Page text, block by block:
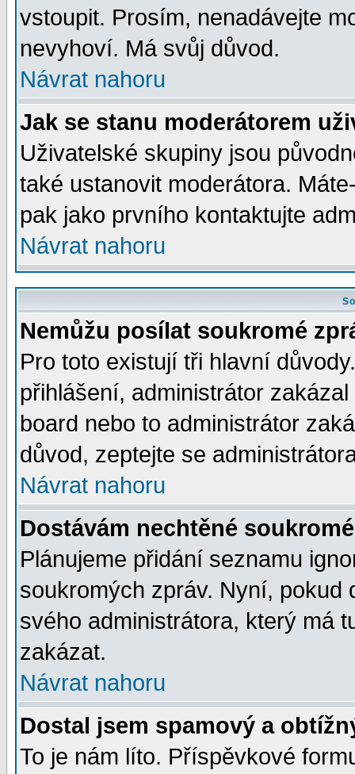
vstoupit. Prosím, nenadávejte
nevyhoví. Má svůj důvod.
Návrat nahoru
Jak se stanu moderátorem
Uživatelské skupiny jsou
také ustanovit moderátora.
pak jako prvního kontaktujte
Návrat nahoru
Nemůžu posílat soukromé
Pro toto existují tři hlavní
přihlášení, administrátor
board nebo to administrátor
důvod, zeptejte se
Návrat nahoru
Dostávám nechtěné
Plánujeme přidání seznamu
soukromých zpráv. Nyní, pokud
svého administrátora, který má
zakázat.
Návrat nahoru
Dostal jsem spamový a
To je nám líto. Příspěvkové